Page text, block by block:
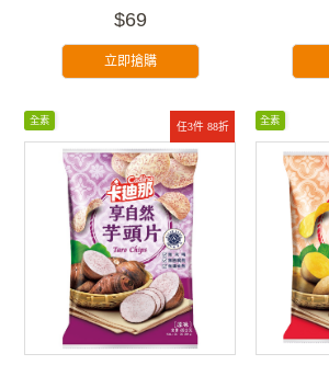
$69
立即搶購
任3件 88折
全素 全素